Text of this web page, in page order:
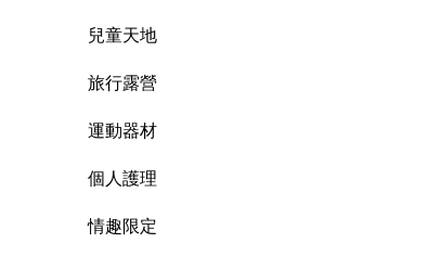
兒童天地
旅行露營
運動器材
個人護理
情趣限定